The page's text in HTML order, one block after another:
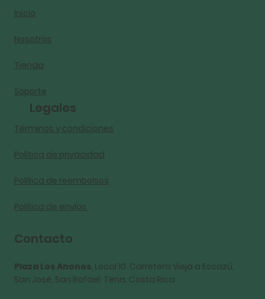
Inicio
Nosotros
Tienda
Soporte
Legales
Términos y condiciones
Política de privacidad
Política de reembolsos
Política de envíos
Contacto
Plaza Los Anonos, Local 10. Carretera Vieja a Escazú,
San José, San Rafael, Tena. Costa Rica